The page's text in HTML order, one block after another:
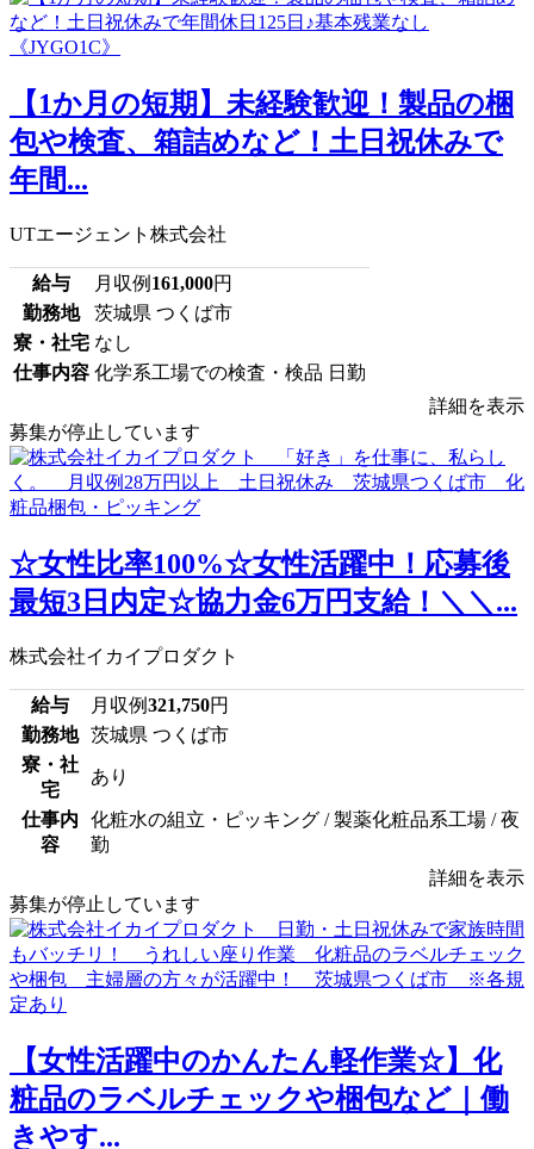
【1か月の短期】未経験歓迎！製品の梱
包や検査、箱詰めなど！土日祝休みで
年間...
UTエージェント株式会社
給与 月収例 161,000円
勤務地
茨城県 つくば市
寮・社宅 なし
仕事内容 化学系工場での検査・検品 日勤
詳細を表示
募集が停止しています
☆女性比率100%☆女性活躍中！応募後
最短3日内定☆協力金6万円支給！＼＼...
株式会社イカイプロダクト
給与 月収例321,750円
勤務地
茨城県 つくば市
寮・社
宅
あり
仕事内
容
化粧水の組立・ピッキング / 製薬化粧品系工場 / 夜
勤
詳細を表示
募集が停止しています
【女性活躍中のかんたん軽作業☆】化
粧品のラベルチェックや梱包など｜働
きやす...